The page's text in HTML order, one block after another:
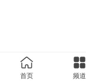
首页 频道